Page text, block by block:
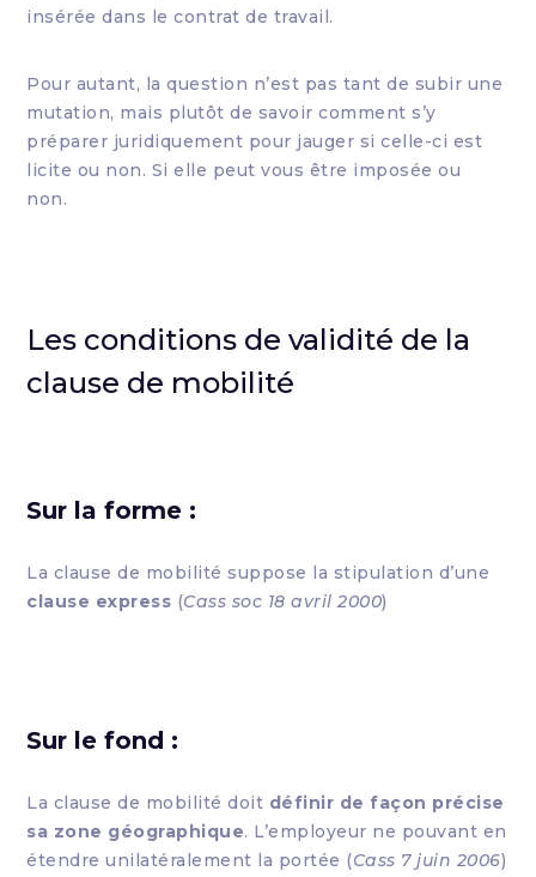
insérée dans le contrat de travail.
Pour autant, la question n’est pas tant de subir une
mutation, mais plutôt de savoir comment s’y
préparer juridiquement pour jauger si celle-ci est
licite ou non. Si elle peut vous être imposée ou
non.
Les conditions de validité de la
clause de mobilité
Sur la forme :
La clause de mobilité suppose la stipulation d’une
clause express (Cass soc 18 avril 2000)
Sur le fond :
La clause de mobilité doit définir de façon précise
sa zone géographique. L’employeur ne pouvant en
étendre unilatéralement la portée (Cass 7 juin 2006)